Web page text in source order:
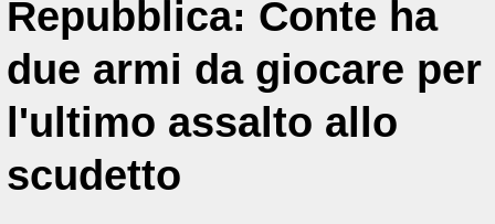
Repubblica: Conte ha
due armi da giocare per
l'ultimo assalto allo
scudetto